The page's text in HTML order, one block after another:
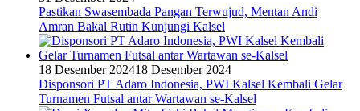
Pastikan Swasembada Pangan Terwujud, Mentan Andi
Amran Bakal Rutin Kunjungi Kalsel
18 Desember 202418 Desember 2024
Disponsori PT Adaro Indonesia, PWI Kalsel Kembali Gelar
Turnamen Futsal antar Wartawan se-Kalsel